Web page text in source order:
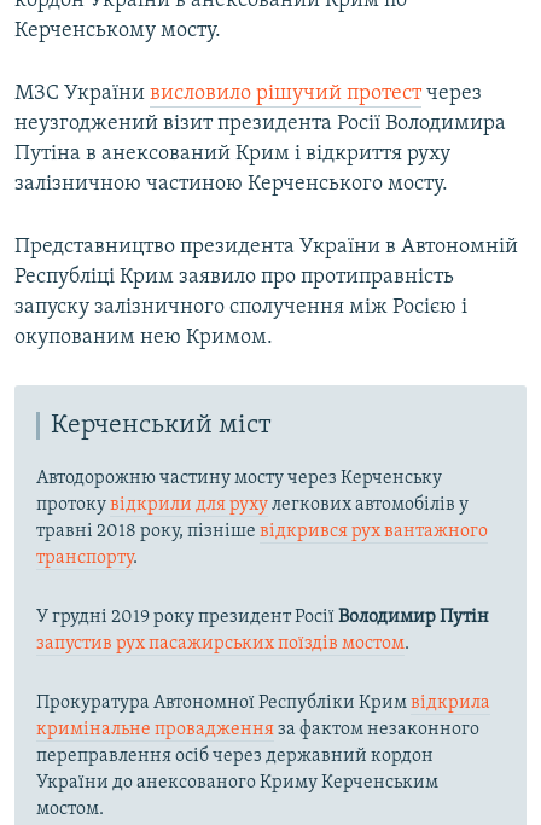
Керченському мосту.
МЗС України висловило рішучий протестчерез
неузгоджений візит президента Росії Володимира
Путіна в анексований Крим і відкриття руху
залізничною частиною Керченського мосту.
Представництво президента України в Автономній
Республіці Крим заявило про протиправність
запуску залізничного сполучення між Росією і
окупованим нею Кримом.
Керченський міст
Автодорожню частину мосту через Керченську
протокувідкрили для рухулегкових автомобілів у
травні 2018 року, пізніше відкрився рух вантажного
транспорту.
У грудні 2019 року президент РосіїВолодимир Путін
запустив рух пасажирських поїздів мостом.
Прокуратура Автономної Республіки Кримвідкрила
кримінальне провадженняза фактом незаконного
переправлення осіб через державний кордон
України до анексованого Криму Керченським
мостом.